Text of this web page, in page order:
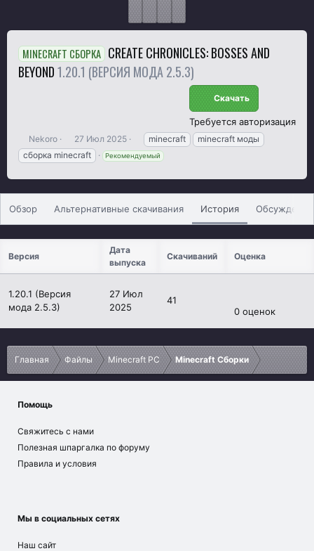
MINECRAFT СБОРКА CREATE CHRONICLES: BOSSES AND
BEYOND1.20.1 (ВЕРСИЯ МОДА 2.5.3)
Скачать
Требуется авторизация
А
в
т
Nekoro
Д
а
т
з
д
а
я
27 Июл 2025
Т
е
г
minecraft
minecraft моды
сборка minecraft
Рекомендуемый
Обзор Альтернативные скачивания История Обсуждение
Версия
Дата
выпуска
Скачиваний Оценка
1.20.1 (Версия
мода 2.5.3)
27 Июл
2025
41
з
ё
д
0 оценок
Главная Файлы Minecraft PC Minecraft Сборки
Помощь
Свяжитесь с нами
Полезная шпаргалка по форуму
Правила и условия
Мы в социальных сетях
Наш сайт